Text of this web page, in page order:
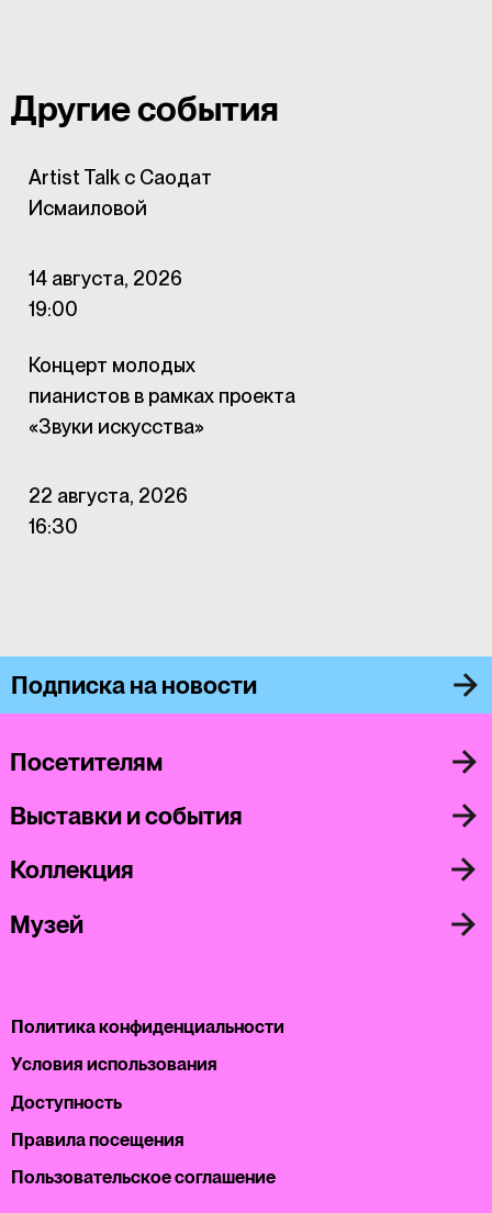
Другие события
Artist Talk с Саодат
Исмаиловой
14 августа, 2026
19:00
Концерт молодых
пианистов в рамках проекта
«Звуки искусства»
22 августа, 2026
16:30
Подписка на новости
Политика конфиденциальности
Условия использования
Доступность
Правила посещения
Пользовательское соглашение
Посетителям
Выставки и события
Коллекция
Музей